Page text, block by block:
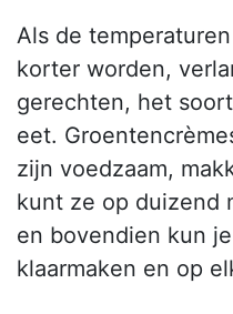
Als de
korter worden,
gerechten, het
eet.
zijn voedzaam,
kunt ze op duizend
en bovendien kun
klaarmaken en op